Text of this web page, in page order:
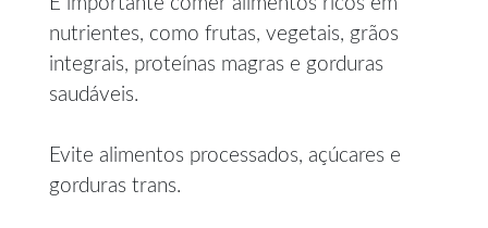
nutrientes, como frutas, vegetais, grãos
integrais, proteínas magras e gorduras
saudáveis.
Evite alimentos processados, açúcares e
gorduras trans.